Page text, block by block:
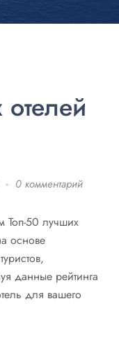
0 комментарий
Топ-50 лучших
основе
данные рейтинга
для вашего